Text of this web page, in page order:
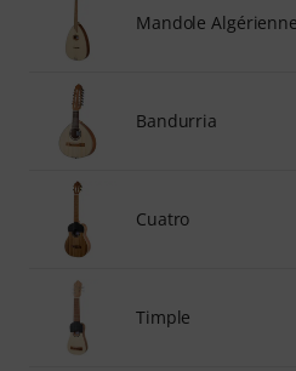
Mandole Algérienne
Bandurria
Cuatro
Timple